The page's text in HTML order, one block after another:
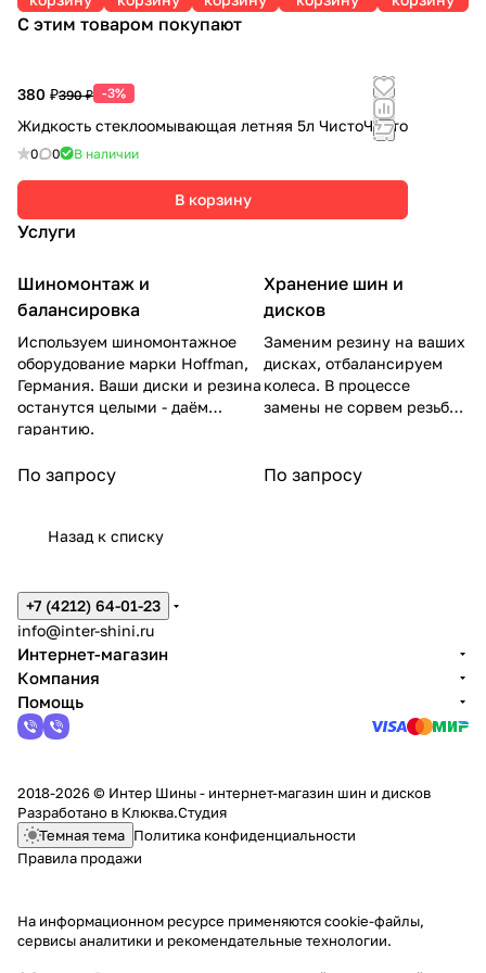
A
A
С этим товаром покупают
380 ₽390 ₽ -3%
Жидкость стеклоомывающая летняя 5л ЧистоЧисто
0 0 В наличии
В корзину
Услуги
Шиномонтаж и
балансировка
Используем шиномонтажное
оборудование марки Hoffman,
Германия. Ваши диски и резина
останутся целыми - даём
гарантию.
По запросу
Хранение шин и
дисков
Заменим резину на ваших
дисках, отбалансируем
колеса. В процессе
замены не сорвем резьбу
По запросу
Назад к списку
+7 (4212) 64-01-23
info@inter-shini.ru
Интернет-магазин
Компания
Помощь
2018-2026 © Интер Шины - интернет-магазин шин и дисков
Разработано в Клюква.Студия
Темная тема Политика конфиденциальности
Правила продажи
На информационном ресурсе применяютсяcookie-файлы,
сервисы аналитики и рекомендательные технологии.